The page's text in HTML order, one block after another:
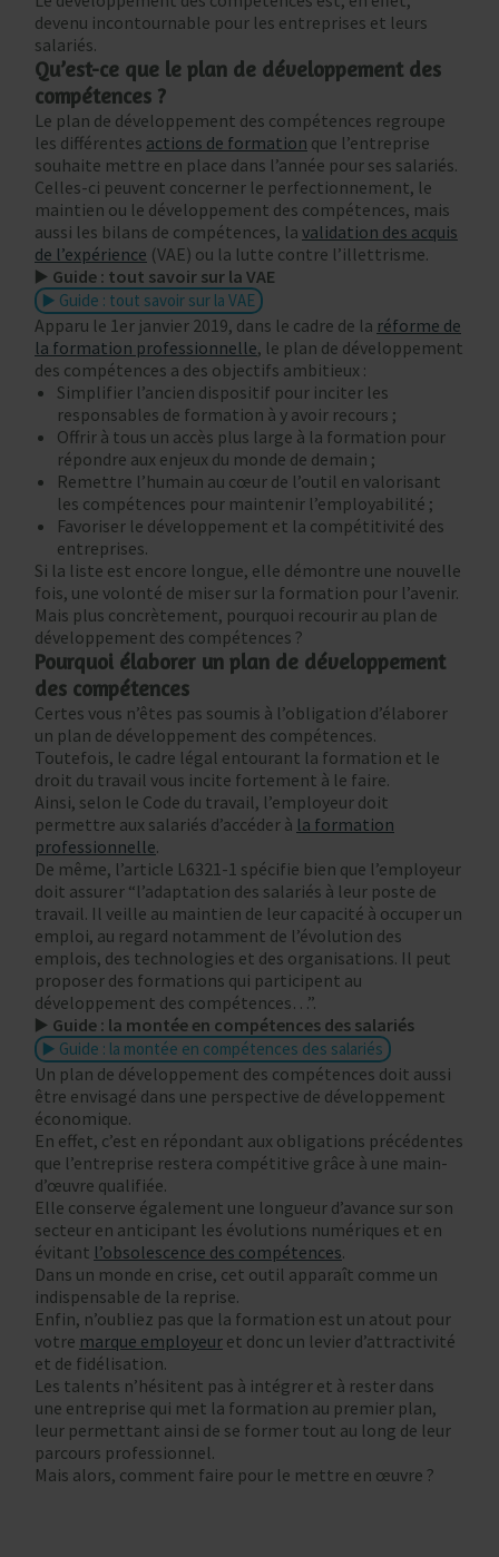
devenu incontournable pour les entreprises et leurs
salariés.
Qu’est-ce que le plan de développement des
compétences ?
Le plan de développement des compétences regroupe
les différentes actions de formation que l’entreprise
souhaite mettre en place dans l’année pour ses salariés.
Celles-ci peuvent concerner le perfectionnement, le
maintien ou le développement des compétences, mais
aussi les bilans de compétences, la validation des acquis
de l’expérience (VAE) ou la lutte contre l’illettrisme.
▶️ Guide : tout savoir sur la VAE
▶️ Guide : tout savoir sur la VAE
Apparu le 1er janvier 2019, dans le cadre de la réforme de
la formation professionnelle, le plan de développement
des compétences a des objectifs ambitieux :
Simplifier l’ancien dispositif pour inciter les
responsables de formation à y avoir recours ;
Offrir à tous un accès plus large à la formation pour
répondre aux enjeux du monde de demain ;
Remettre l’humain au cœur de l’outil en valorisant
les compétences pour maintenir l’employabilité ;
Favoriser le développement et la compétitivité des
entreprises.
Si la liste est encore longue, elle démontre une nouvelle
fois, une volonté de miser sur la formation pour l’avenir.
Mais plus concrètement, pourquoi recourir au plan de
développement des compétences ?
Pourquoi élaborer un plan de développement
des compétences
Certes vous n’êtes pas soumis à l’obligation d’élaborer
un plan de développement des compétences.
Toutefois, le cadre légal entourant la formation et le
droit du travail vous incite fortement à le faire.
Ainsi, selon le Code du travail, l’employeur doit
permettre aux salariés d’accéder à la formation
professionnelle.
De même, l’article L6321-1 spécifie bien que l’employeur
doit assurer “l’adaptation des salariés à leur poste de
travail. Il veille au maintien de leur capacité à occuper un
emploi, au regard notamment de l’évolution des
emplois, des technologies et des organisations. Il peut
proposer des formations qui participent au
développement des compétences…”.
▶️ Guide : la montée en compétences des salariés
▶️ Guide : la montée en compétences des salariés
Un plan de développement des compétences doit aussi
être envisagé dans une perspective de développement
économique.
En effet, c’est en répondant aux obligations précédentes
que l’entreprise restera compétitive grâce à une main-
d’œuvre qualifiée.
Elle conserve également une longueur d’avance sur son
secteur en anticipant les évolutions numériques et en
évitant l’obsolescence des compétences.
Dans un monde en crise, cet outil apparaît comme un
indispensable de la reprise.
Enfin, n’oubliez pas que la formation est un atout pour
votre marque employeur et donc un levier d’attractivité
et de fidélisation.
Les talents n’hésitent pas à intégrer et à rester dans
une entreprise qui met la formation au premier plan,
leur permettant ainsi de se former tout au long de leur
parcours professionnel.
Mais alors, comment faire pour le mettre en œuvre ?